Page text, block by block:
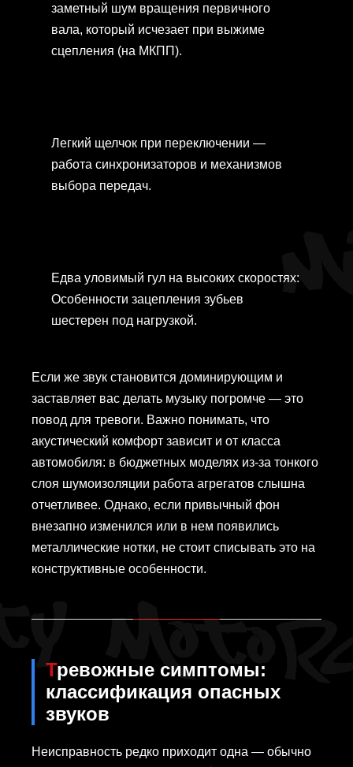
заметный шум вращения первичного
вала, который исчезает при выжиме
сцепления (на МКПП).
Легкий щелчок при переключении —
работа синхронизаторов и механизмов
выбора передач.
Едва уловимый гул на высоких скоростях:
Особенности зацепления зубьев
шестерен под нагрузкой.
Если же звук становится доминирующим и
заставляет вас делать музыку погромче — это
повод для тревоги. Важно понимать, что
акустический комфорт зависит и от класса
автомобиля: в бюджетных моделях из-за тонкого
слоя шумоизоляции работа агрегатов слышна
отчетливее. Однако, если привычный фон
внезапно изменился или в нем появились
металлические нотки, не стоит списывать это на
конструктивные особенности.
Тревожные симптомы:
классификация опасных
звуков
Неисправность редко приходит одна — обычно